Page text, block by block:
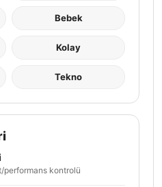
Bebek
Kolay
Tekno
performans kontrolü